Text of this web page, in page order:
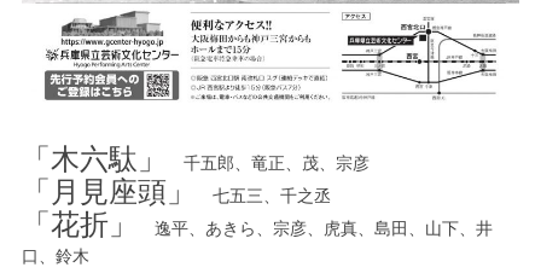
「木六駄」 千五郎、竜正、茂、宗彦
「月見座頭」 七五三、千之丞
「花折」
逸平、あきら、宗彦、虎真、島田、山下、井
口、鈴木